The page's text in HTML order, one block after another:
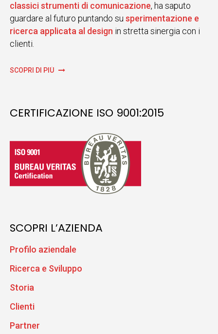
classici strumenti di comunicazione, ha saputo
guardare al futuro puntando su sperimentazione e
ricerca applicata al design in stretta sinergia con i
clienti.
SCOPRI DI PIÙ
CERTIFICAZIONE ISO 9001:2015
SCOPRI L’AZIENDA
Profilo aziendale
Ricerca e Sviluppo
Storia
Clienti
Partner